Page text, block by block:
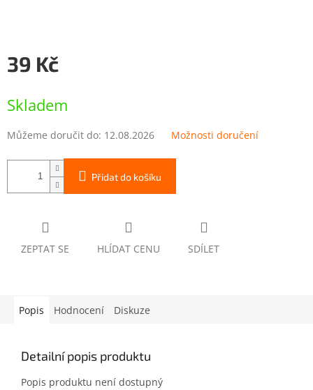
39 Kč
cena:
Skladem
Můžeme doručit do: 12.08.2026 Možnosti doručení
Přidat do košíku
ZEPTAT SE HLÍDAT CENU SDÍLET
Popis Hodnocení Diskuze
Detailní popis produktu
Popis produktu není dostupný